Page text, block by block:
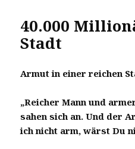
40.000
Stadt
Armut in einer reichen
„Reicher Mann und
sahen sich an. Und der
ich nicht arm, wärst Du